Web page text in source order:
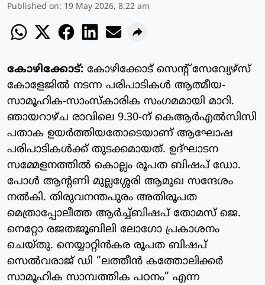
Published on: 19 May 2026, 8:22 am
കോഴിക്കോട്: കോഴിക്കോട് സെന്റ് സേവ്യേഴ്സ്
കോളേജിൽ നടന്ന പരിപാടികൾ ആത്മീയ-
സാമൂഹിക-സാംസ്കാരിക സംഗമമായി മാറി.
ഞായറാഴ്ച രാവിലെ 9.30-ന് കെആർഎൽസിസി
പതാക ഉയർത്തിയതോടെയാണ് ആഘോഷ
പരിപാടികൾക്ക് തുടക്കമായത്. ഉദ്ഘാടന
സമ്മേളനത്തിൽ കൊല്ലം രൂപത ബിഷപ് ഡോ.
പോൾ ആന്റണി മുല്ലശ്ശേരി ആമുഖ സന്ദേശം
നൽകി. തിരുവനന്തപുരം അതിരൂപത
മെത്രാപ്പോലീത്ത ആർച്ച്ബിഷപ് തോമസ് ജെ.
നെറ്റോ രജതജൂബിലി ലോഗോ പ്രകാശനം
ചെയ്തു. നെയ്യാറ്റിൻകര രൂപത ബിഷപ്
സെൽവരാജ് ഡി “ലത്തീൻ കത്തോലിക്കർ
സാമൂഹിക സാമ്പത്തിക പഠനം” എന്ന